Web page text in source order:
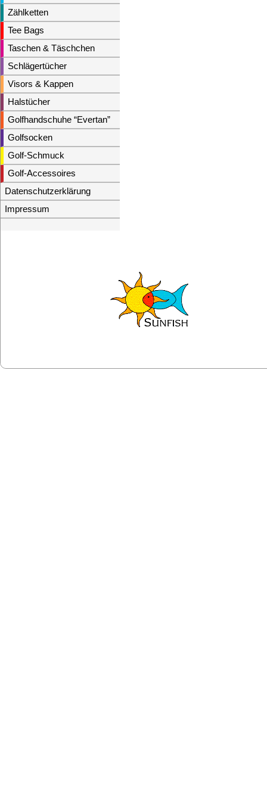
Zählketten
Tee Bags
Taschen & Täschchen
Schlägertücher
Visors & Kappen
Halstücher
Golfhandschuhe “Evertan”
Golfsocken
Golf-Schmuck
Golf-Accessoires
Datenschutzerklärung
Impressum